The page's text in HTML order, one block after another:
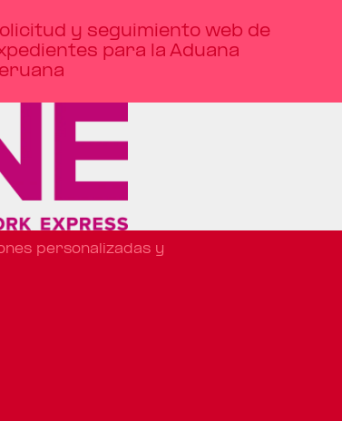
y seguimiento web de
para la Aduana
personalizadas y